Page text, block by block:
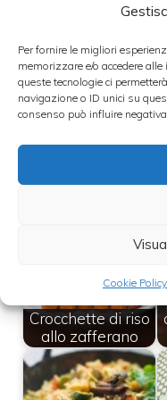
Per fornire le migliori
memorizzare e/o accedere
queste tecnologie ci
navigazione o ID unici su
consenso può influire
Cookie Policy
e iniziare a fare
sopra del curry.
pronte ad essere
Crocchette di riso
allo zafferano